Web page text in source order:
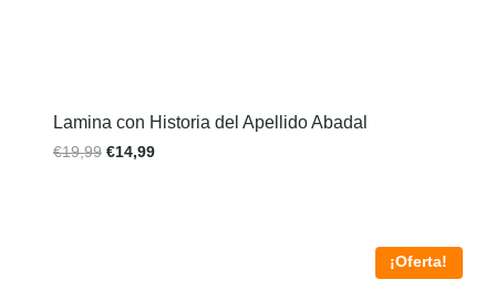
Lamina con Historia del Apellido Abadal
€19,99 €14,99
¡Oferta!